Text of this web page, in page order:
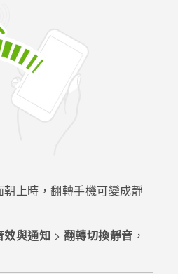
上時，翻轉手機可變成靜
效與通知 > 翻轉切換靜音 ，